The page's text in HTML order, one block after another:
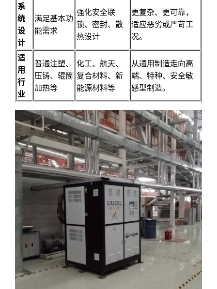
系
统
设
计
满足基本功
能需求
强化安全联
锁、密封、散
热设计
更复杂、更可靠，
适应恶劣或严苛工
况。
适
用
行
业
普通注塑、
压铸、辊筒
加热等
化工、航天、
复合材料、新
能源材料等
从通用制造走向高
端、特种、安全敏
感型制造。